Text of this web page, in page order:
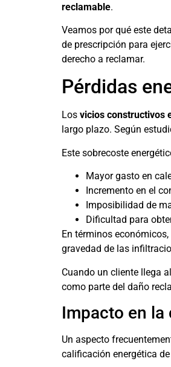
reclamable.
Veamos por qué este
de prescripción para
derecho a reclamar.
Pérdidas
Los vicios constructivos
largo plazo. Según
Este sobrecoste
Mayor gasto en
Incremento en el
Imposibilidad de
Dificultad para
En términos
gravedad de las
Cuando un cliente llega
como parte del daño
Impacto en
Un aspecto
calificación energética